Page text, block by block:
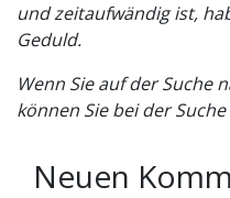
und zeitaufwändig ist,
Geduld.
Wenn Sie auf der Suche
können Sie bei der
Neuen